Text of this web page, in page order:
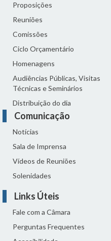
Proposições
Reuniões
Comissões
Ciclo Orçamentário
Homenagens
Audiências Públicas, Visitas
Técnicas e Seminários
Distribuição do dia
Comunicação
Notícias
Sala de Imprensa
Vídeos de Reuniões
Solenidades
Links Úteis
Fale com a Câmara
Perguntas Frequentes